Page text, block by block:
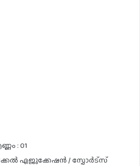
: 01
എജുക്കേഷൻ / സ്പോർട്സ്